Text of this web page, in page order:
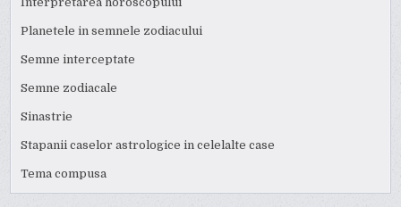
Planetele in semnele zodiacului
Semne interceptate
Semne zodiacale
Sinastrie
Stapanii caselor astrologice in celelalte case
Tema compusa